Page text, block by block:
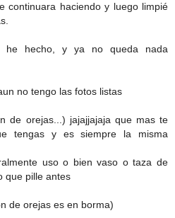
continuara haciendo y luego limpié
he hecho, y ya no queda nada
no tengo las fotos listas
de orejas...) jajajjajaja que mas te
tengas y es siempre la misma
uso o bien vaso o taza de
que pille antes
de orejas es en borma)